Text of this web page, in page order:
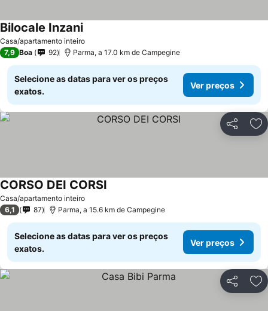
Casa/apartamento inteiro
Bilocale Inzani
7,9 Boa 92 Parma, a 17.0 km de Campegine
Selecione as datas para ver os preços
exatos.
Ver preços
Partilhar
Casa/apartamento inteiro
CORSO DEI CORSI
6,1 87 Parma, a 15.6 km de Campegine
Selecione as datas para ver os preços
exatos.
Ver preços
Partilhar